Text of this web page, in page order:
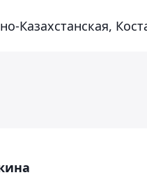
Казахстанская,